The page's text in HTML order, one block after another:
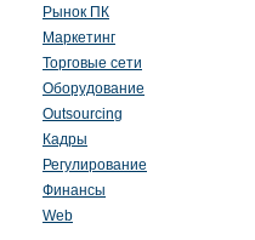
Рынок ПК
Маркетинг
Торговые сети
Оборудование
Outsourcing
Кадры
Регулирование
Финансы
Web